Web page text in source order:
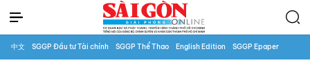
中文 SGGP Đầu tư Tài chính SGGP Thể Thao English Edition SGGP Epaper